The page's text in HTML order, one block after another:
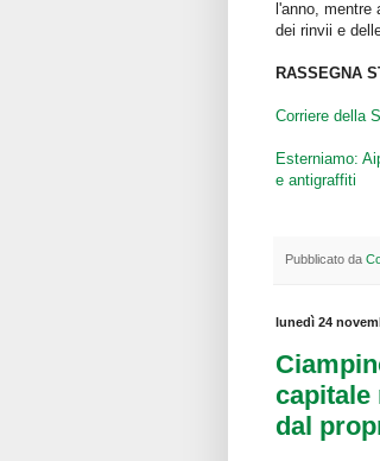
l'anno,
dei rinvii e
RASSEGNA
Corriere della
Esterniamo:
e antigraffiti
Pubblicato da
lunedì 24
capitale
dal